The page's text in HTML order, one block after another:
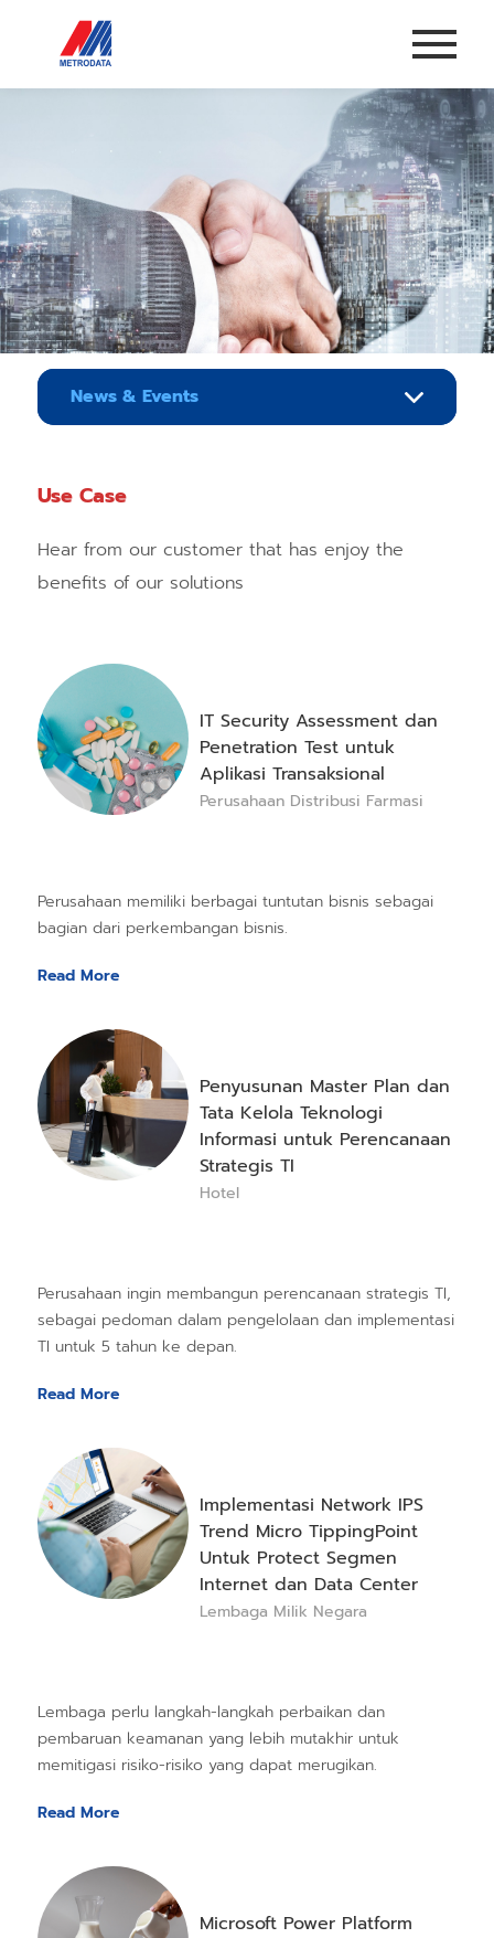
News & Events
Use Case
Hear from our customer that has enjoy the
benefits of our solutions
IT Security Assessment dan
Penetration Test untuk
Aplikasi Transaksional
Perusahaan Distribusi Farmasi
Perusahaan memiliki berbagai tuntutan bisnis sebagai
bagian dari perkembangan bisnis.
Read More
Penyusunan Master Plan dan
Tata Kelola Teknologi
Informasi untuk Perencanaan
Strategis TI
Hotel
Perusahaan ingin membangun perencanaan strategis TI,
sebagai pedoman dalam pengelolaan dan implementasi
TI untuk 5 tahun ke depan.
Read More
Implementasi Network IPS
Trend Micro TippingPoint
Untuk Protect Segmen
Internet dan Data Center
Lembaga Milik Negara
Lembaga perlu langkah-langkah perbaikan dan
pembaruan keamanan yang lebih mutakhir untuk
memitigasi risiko-risiko yang dapat merugikan.
Read More
Microsoft Power Platform